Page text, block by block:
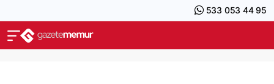
533 053 44 95